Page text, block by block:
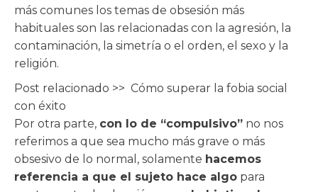
más comunes los temas de obsesión más
habituales son las relacionadas con la agresión, la
contaminación, la simetría o el orden, el sexo y la
religión.
Post relacionado >> Cómo superar la fobia social
con éxito
Por otra parte, con lo de “compulsivo” no nos
referimos a que sea mucho más grave o más
obsesivo de lo normal, solamente hacemos
referencia a que el sujeto hace algo para